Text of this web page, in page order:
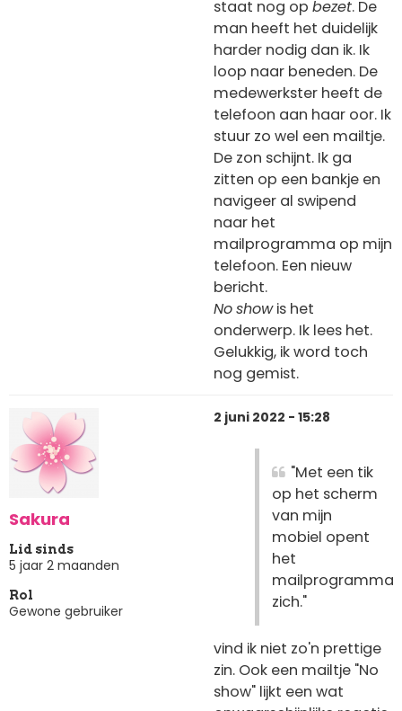
staat nog op bezet. De
man heeft het duidelijk
harder nodig dan ik. Ik
loop naar beneden. De
medewerkster heeft de
telefoon aan haar oor. Ik
stuur zo wel een mailtje.
De zon schijnt. Ik ga
zitten op een bankje en
navigeer al swipend
naar het
mailprogramma op mijn
telefoon. Een nieuw
bericht.
Noshowis het
onderwerp. Ik lees het.
Gelukkig, ik word toch
nog gemist.
Sakura
Lid sinds
5 jaar 2 maanden
Rol
Gewone gebruiker
2 juni 2022 - 15:28
"Met een tik
op het scherm
van mijn
mobiel opent
het
mailprogramma
zich."
vind ik niet zo'n prettige
zin. Ook een mailtje "No
show" lijkt een wat